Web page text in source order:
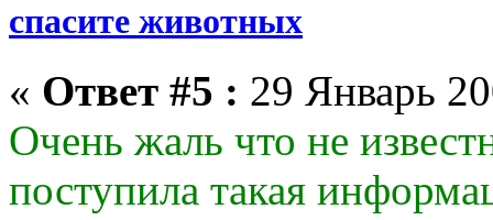
спасите животных
« Ответ #5 : 29 Январь
Очень жаль что не
поступила такая